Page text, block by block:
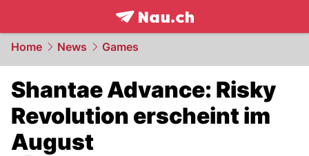
frontpage.NAU.ch
Home News Games
Shantae Advance: Risky
Revolution erscheint im
August